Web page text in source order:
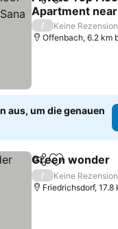
TeilenZu
Apartment near
Klinik
Preise sehen
/
Keine
Offenbach, 6.2 km
aus, um die genauen
TeilenZu
Green wonder
/
Keine
Friedrichsdorf,